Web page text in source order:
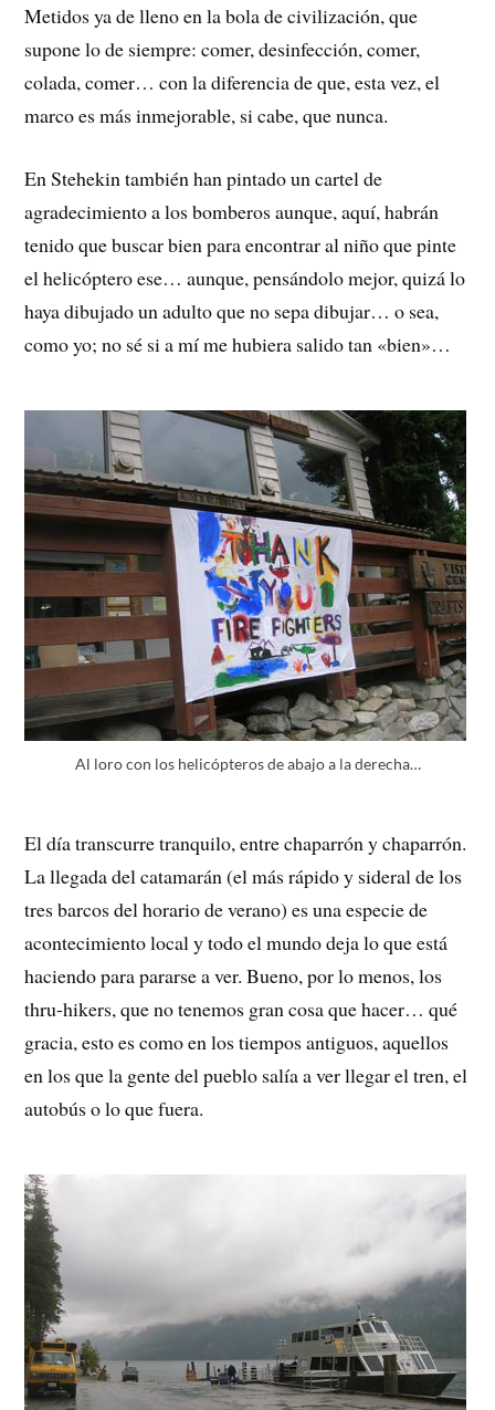
Metidos ya de lleno en la bola de civilización, que
supone lo de siempre: comer, desinfección, comer,
colada, comer… con la diferencia de que, esta vez, el
marco es más inmejorable, si cabe, que nunca.
En Stehekin también han pintado un cartel de
agradecimiento a los bomberos aunque, aquí, habrán
tenido que buscar bien para encontrar al niño que pinte
el helicóptero ese… aunque, pensándolo mejor, quizá lo
haya dibujado un adulto que no sepa dibujar… o sea,
como yo; no sé si a mí me hubiera salido tan «bien»…
Al loro con los helicópteros de abajo a la derecha…
El día transcurre tranquilo, entre chaparrón y chaparrón.
La llegada del catamarán (el más rápido y sideral de los
tres barcos del horario de verano) es una especie de
acontecimiento local y todo el mundo deja lo que está
haciendo para pararse a ver. Bueno, por lo menos, los
thru-hikers, que no tenemos gran cosa que hacer… qué
gracia, esto es como en los tiempos antiguos, aquellos
en los que la gente del pueblo salía a ver llegar el tren, el
autobús o lo que fuera.